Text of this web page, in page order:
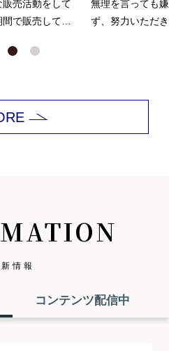
な顔一つ見せ
き感謝しており
て相談に乗って
ます。
情報
コンテンツ配信中